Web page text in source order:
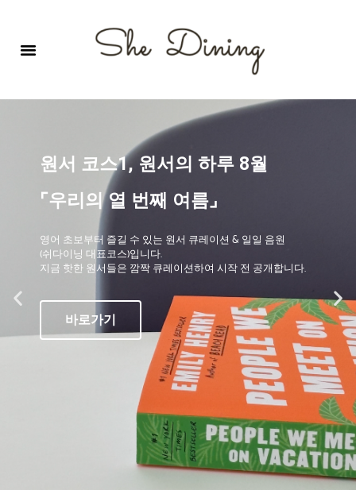
원서 코스1, 원서의 하루 8월
⌜우리의 열 번째 여름⌟
영어 초보부터 즐길 수 있는 원서 큐레이션 & 일일 음원
(쉬다이닝 대표코스)입니다.
지금 핫한 원서들은 깜짝 큐레이션하여 시작 전 공개합니다.
바로가기